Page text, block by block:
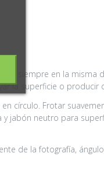
siempre en la misma
la superficie o producir
círculo. Frotar
jabón neutro para
de la fotografía,